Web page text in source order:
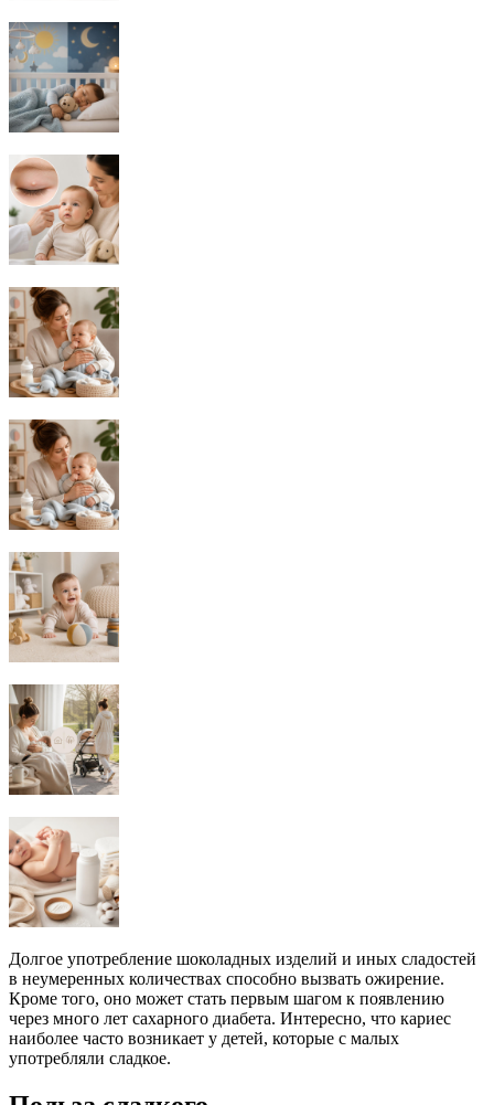
Долгое употребление шоколадных изделий и иных сладостей
в неумеренных количествах способно вызвать ожирение.
Кроме того, оно может стать первым шагом к появлению
через много лет сахарного диабета. Интересно, что кариес
наиболее часто возникает у детей, которые с малых
употребляли сладкое.